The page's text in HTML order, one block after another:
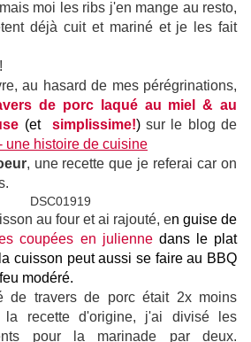
moi les ribs j'en mange au resto,
déjà cuit et mariné et je les fait
au hasard de mes pérégrinations,
de porc laqué au miel & au
(et simplissime!)sur le blog de
une histoire de cuisine
, une recette que je referai car on
au four et ai rajouté, en guise de
coupées en juliennedans le plat
la cuisson peut aussi se faire au BBQ
modéré.
de travers de porc était 2x moins
la recette d'origine, j'ai divisé les
pour la marinade par deux.